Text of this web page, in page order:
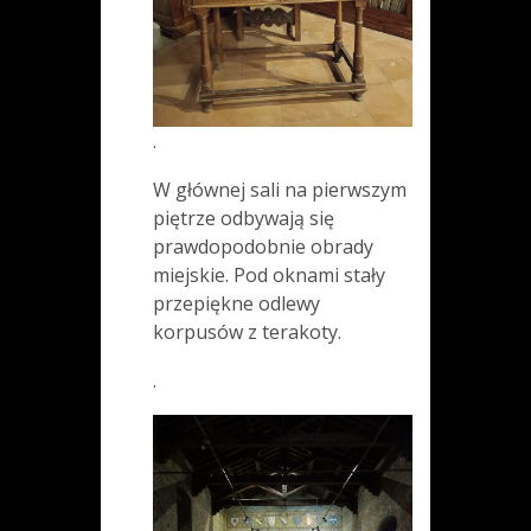
.
W głównej sali na pierwszym
piętrze odbywają się
prawdopodobnie obrady
miejskie. Pod oknami stały
przepiękne odlewy
korpusów z terakoty.
.